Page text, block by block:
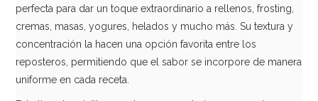
perfecta para dar un toque extraordinario a rellenos, frosting,
cremas, masas, yogures, helados y mucho más. Su textura y
concentración la hacen una opción favorita entre los
reposteros, permitiendo que el sabor se incorpore de manera
uniforme en cada receta.